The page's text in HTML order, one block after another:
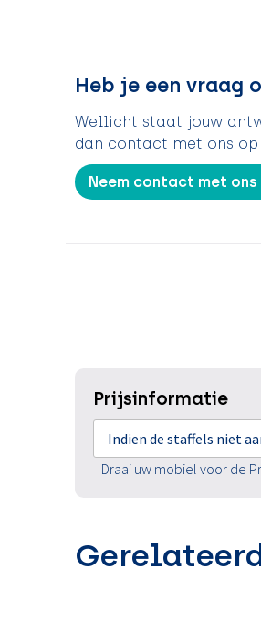
Heb je een vraag
Wellicht staat jouw
dan contact met ons op
Neem contact met ons
Prijsinformatie
Indien de staffels niet
Draai uw mobiel voor de